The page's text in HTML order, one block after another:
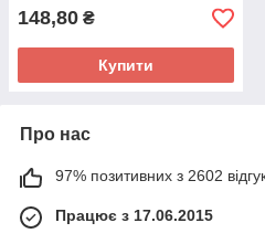
148,80 ₴
Купити
Про нас
97% позитивних з 2602
Працює з 17.06.2015